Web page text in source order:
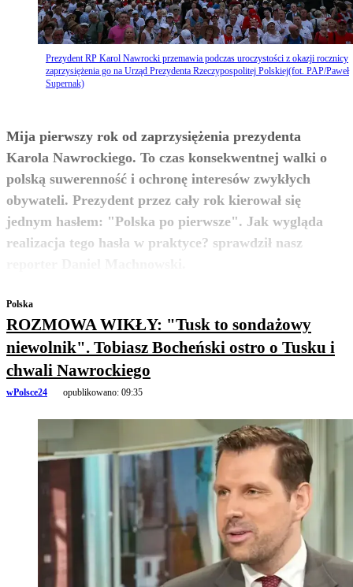
Prezydent RP Karol Nawrocki przemawia podczas uroczystości z okazji rocznicy
zaprzysiężenia go na Urząd Prezydenta Rzeczypospolitej Polskiej(fot. PAP/Paweł
Supernak)
Mija pierwszy rok od zaprzysiężenia prezydenta
Karola Nawrockiego. To czas konsekwentnej walki o
polską suwerenność i ochronę interesów zwykłych
obywateli. Prezydent przez cały rok kierował się
jednym hasłem: "Polska po pierwsze". Jak wygląda
realizacja tego hasła w praktyce? sprawdził nasz
zobacz więcej
Polska
ROZMOWA WIKŁY: "Tusk to sondażowy
niewolnik". Tobiasz Bocheński ostro o Tusku i
chwali Nawrockiego
wPolsce24 opublikowano: 09:35